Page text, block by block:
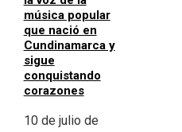
música popular
que nació en
Cundinamarca y
sigue
conquistando
corazones
10 de julio de